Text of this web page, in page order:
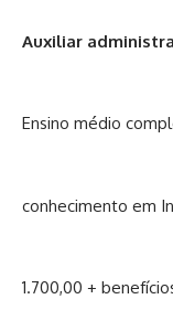
Auxiliar
Ensino médio
conhecimento em
1.700,00 +